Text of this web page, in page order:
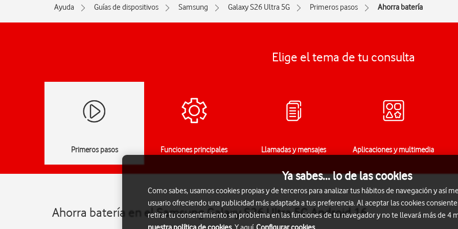
Ayuda Guías de dispositivos Samsung Galaxy S26 Ultra 5G Primeros pasos Ahorra batería
Elige el tema de tu consulta
Primeros pasos Funciones principales Llamadas y mensajes Aplicaciones y multimedia
Ahorra batería en el Samsung Galaxy S26 Ultra 5G Android 16
Ya sabes... lo de las cookies
Como sabes, usamos cookies propias y de terceros para analizar tus hábitos de navegación y así
usuario ofreciendo una publicidad más adaptada a tus preferencia. Al aceptar las cookies
retirar tu consentimiento sin problema en las funciones de tu navegador y no te llevará más de 4